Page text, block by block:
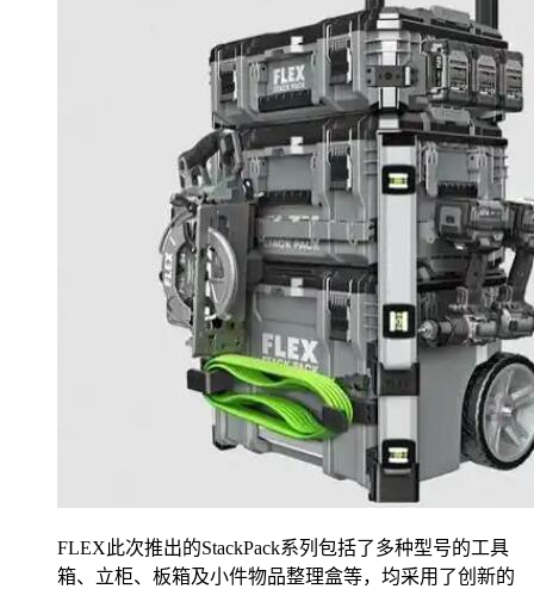
FLEX此次推出的StackPack系列包括了多种型号的工具
箱、立柜、板箱及小件物品整理盒等，均采用了创新的